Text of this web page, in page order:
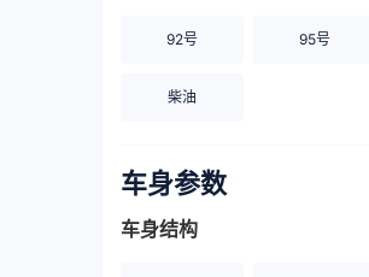
92号 95号
柴油
车身参数
车身结构